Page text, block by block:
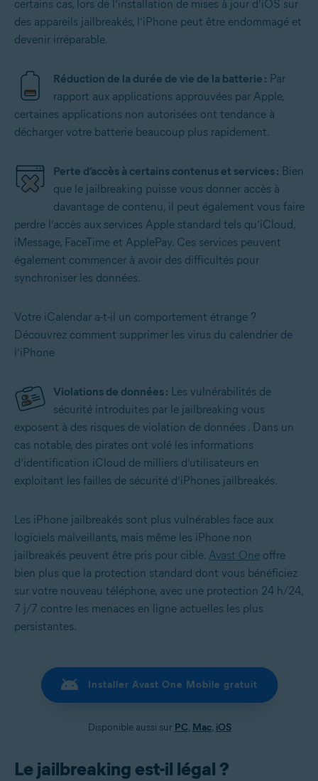
certains cas, lors de l’installation de mises à jour d’iOS sur
des appareils jailbreakés, l’iPhone peut être endommagé et
devenir irréparable.
Réduction de la durée de vie de la batterie : Par
rapport aux applications approuvées par Apple,
certaines applications non autorisées ont tendance à
décharger votre batterie beaucoup plus rapidement.
Perte d’accès à certains contenus et services : Bien
que le jailbreaking puisse vous donner accès à
davantage de contenu, il peut également vous faire
perdre l’accès aux services Apple standard tels qu’iCloud,
iMessage, FaceTime et ApplePay. Ces services peuvent
également commencer à avoir des difficultés pour
synchroniser les données.
Votre iCalendar a-t-il un comportement étrange ?
Découvrez comment supprimer les virus du calendrier de
l’iPhone
Violations de données : Les vulnérabilités de
sécurité introduites par le jailbreaking vous
exposent à des risques de violation de données . Dans un
cas notable, des pirates ont volé les informations
d’identification iCloud de milliers d’utilisateurs en
exploitant les failles de sécurité d’iPhones jailbreakés.
Les iPhone jailbreakés sont plus vulnérables face aux
logiciels malveillants, mais même les iPhone non
jailbreakés peuvent être pris pour cible. Avast One offre
bien plus que la protection standard dont vous bénéficiez
sur votre nouveau téléphone, avec une protection 24 h/24,
7 j/7 contre les menaces en ligne actuelles les plus
persistantes.
Installer Avast One Mobile gratuit
Disponible aussi sur PC, Mac, iOS
Le jailbreaking est-il légal ?